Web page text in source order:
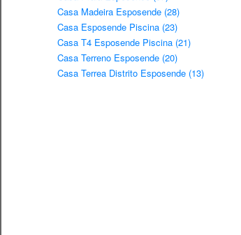
Casa Madeira Esposende (28)
Casa Esposende Piscina (23)
Casa T4 Esposende Piscina (21)
Casa Terreno Esposende (20)
Casa Terrea Distrito Esposende (13)